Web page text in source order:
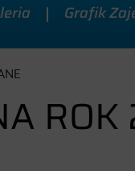
Grafik